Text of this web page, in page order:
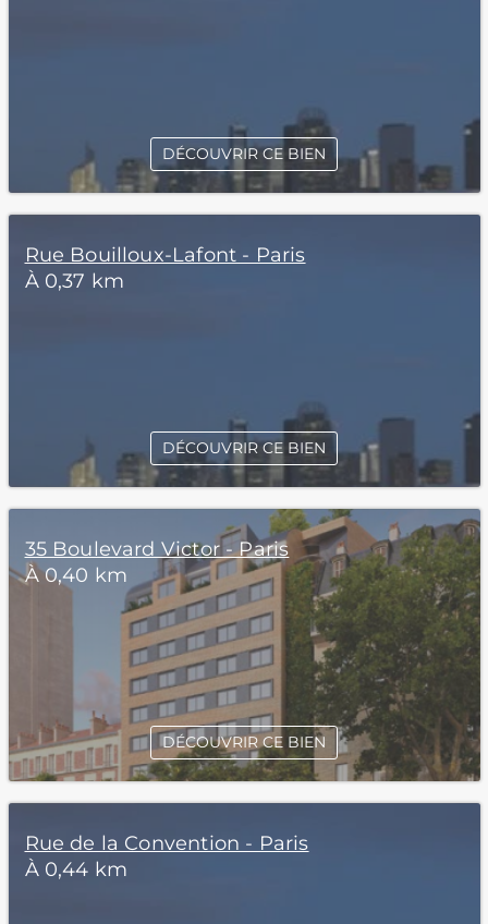
DÉCOUVRIR CE BIEN
Rue Bouilloux-Lafont - Paris
À 0,37 km
DÉCOUVRIR CE BIEN
35 Boulevard Victor - Paris
À 0,40 km
DÉCOUVRIR CE BIEN
Rue de la Convention - Paris
À 0,44 km